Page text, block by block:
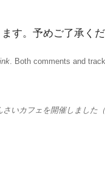
す。予めご了承くだ
. Both comments and
さいカフェを開催しました